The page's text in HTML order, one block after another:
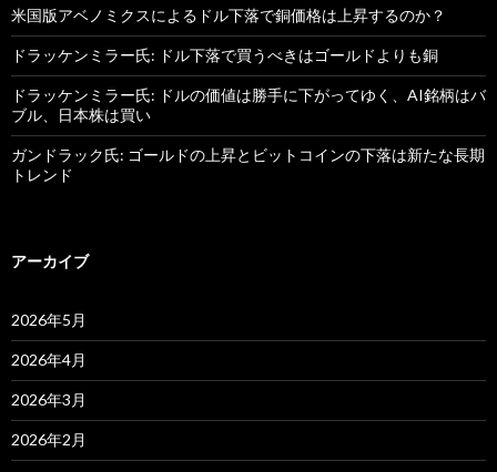
米国版アベノミクスによるドル下落で銅価格は上昇するのか？
ドラッケンミラー氏: ドル下落で買うべきはゴールドよりも銅
ドラッケンミラー氏: ドルの価値は勝手に下がってゆく、AI銘柄はバ
ブル、日本株は買い
ガンドラック氏: ゴールドの上昇とビットコインの下落は新たな長期
トレンド
アーカイブ
2026年5月
2026年4月
2026年3月
2026年2月